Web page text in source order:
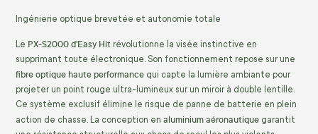
Ingénierie optique brevetée et autonomie totale
Le PX-S2000 d'Easy Hit révolutionne la visée instinctive en
supprimant toute électronique. Son fonctionnement repose sur une
fibre optique haute performance qui capte la lumière ambiante pour
projeter un point rouge ultra-lumineux sur un miroir à double lentille.
Ce système exclusif élimine le risque de panne de batterie en plein
action de chasse. La conception en aluminium aéronautique garantit